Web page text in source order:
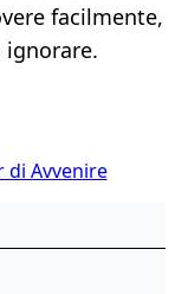
facilmente,
ignorare.
di Avvenire